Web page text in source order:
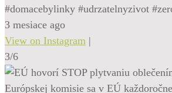
#domacebylinky #udrzatelnyzivot
3 mesiace ago
View on Instagram |
3/6